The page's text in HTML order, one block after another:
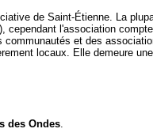
de Saint-Étienne. La
cependant l'association
communautés et des
locaux. Elle demeure
des Ondes.